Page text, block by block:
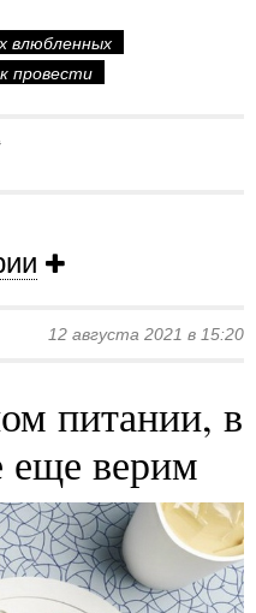
влюбленных
провести
12 августа 2021 в 15:20
питании, в
еще верим